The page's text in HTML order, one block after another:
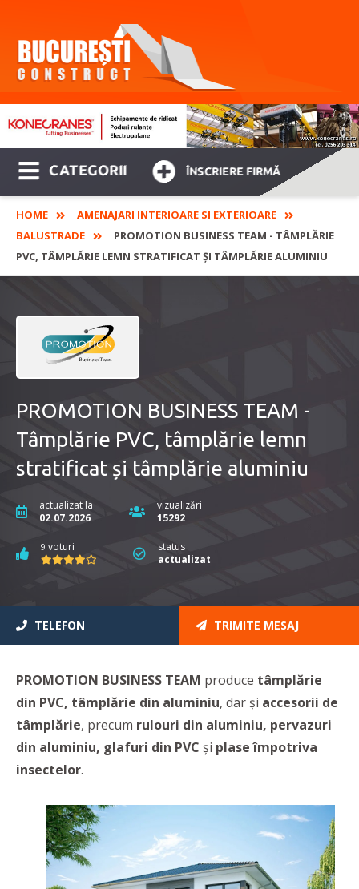
CATEGORII ÎNSCRIERE FIRMĂ
HOME
AMENAJARI INTERIOARE SI EXTERIOARE
BALUSTRADE
PROMOTION BUSINESS TEAM - TÂMPLĂRIE
PVC, TÂMPLĂRIE LEMN STRATIFICAT ȘI TÂMPLĂRIE ALUMINIU
PROMOTION BUSINESS TEAM -
Tâmplărie PVC, tâmplărie lemn
stratificat și tâmplărie aluminiu
actualizat la
02.07.2026
vizualizări
15292
9 voturi
status
actualizat
TELEFON TRIMITE MESAJ
PROMOTION BUSINESS TEAM produce tâmplărie
din PVC, tâmplărie din aluminiu, dar și accesorii de
tâmplărie, precum rulouri din aluminiu, pervazuri
din aluminiu, glafuri din PVC și plase împotriva
insectelor.